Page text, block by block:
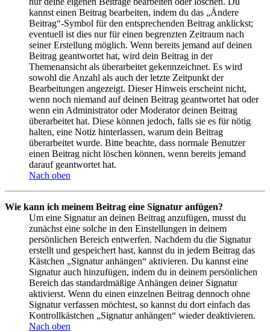
kannst einen Beitrag bearbeiten, indem du das „Ändere
Beitrag“-Symbol für den entsprechenden Beitrag anklickst;
eventuell ist dies nur für einen begrenzten Zeitraum nach
seiner Erstellung möglich. Wenn bereits jemand auf deinen
Beitrag geantwortet hat, wird dein Beitrag in der
Themenansicht als überarbeitet gekennzeichnet. Es wird
sowohl die Anzahl als auch der letzte Zeitpunkt der
Bearbeitungen angezeigt. Dieser Hinweis erscheint nicht,
wenn noch niemand auf deinen Beitrag geantwortet hat oder
wenn ein Administrator oder Moderator deinen Beitrag
überarbeitet hat. Diese können jedoch, falls sie es für nötig
halten, eine Notiz hinterlassen, warum dein Beitrag
überarbeitet wurde. Bitte beachte, dass normale Benutzer
einen Beitrag nicht löschen können, wenn bereits jemand
darauf geantwortet hat.
Nach oben
Wie kann ich meinem Beitrag eine Signatur anfügen?
Um eine Signatur an deinen Beitrag anzufügen, musst du
zunächst eine solche in den Einstellungen in deinem
persönlichen Bereich entwerfen. Nachdem du die Signatur
erstellt und gespeichert hast, kannst du in jedem Beitrag das
Kästchen „Signatur anhängen“ aktivieren. Du kannst eine
Signatur auch hinzufügen, indem du in deinem persönlichen
Bereich das standardmäßige Anhängen deiner Signatur
aktivierst. Wenn du einen einzelnen Beitrag dennoch ohne
Signatur verfassen möchtest, so kannst du dort einfach das
Kontrollkästchen „Signatur anhängen“ wieder deaktivieren.
Nach oben